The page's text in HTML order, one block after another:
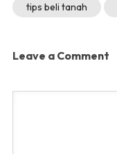
tips beli tanah
Leave a Comment